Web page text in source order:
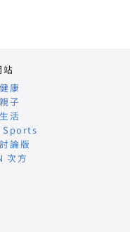
站
康
子
活
Sports
論版
次方